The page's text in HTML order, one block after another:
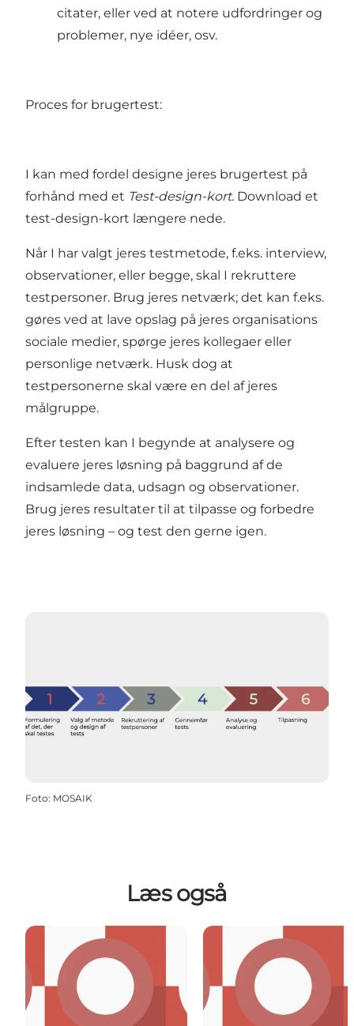
citater, eller ved at notere udfordringer og
problemer, nye idéer, osv.
Proces for brugertest:
I kan med fordel designe jeres brugertest på
forhånd med et Test-design-kort. Download et
test-design-kort længere nede.
Når I har valgt jeres testmetode, f.eks. interview,
observationer, eller begge, skal I rekruttere
testpersoner. Brug jeres netværk; det kan f.eks.
gøres ved at lave opslag på jeres organisations
sociale medier, spørge jeres kollegaer eller
personlige netværk. Husk dog at
testpersonerne skal være en del af jeres
målgruppe.
Efter testen kan I begynde at analysere og
evaluere jeres løsning på baggrund af de
indsamlede data, udsagn og observationer.
Brug jeres resultater til at tilpasse og forbedre
jeres løsning – og test den gerne igen.
Foto: MOSAIK
Læs også